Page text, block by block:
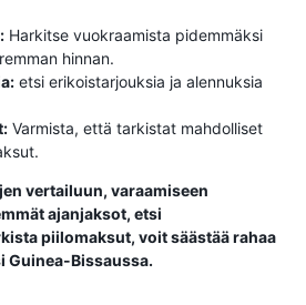
Harkitse vuokraamista pidemmäksi
hinnan.
etsi erikoistarjouksia ja alennuksia
Varmista, että tarkistat mahdolliset
vertailuun, varaamiseen
ajanjaksot, etsi
piilomaksut, voit säästää rahaa
Guinea-Bissaussa.